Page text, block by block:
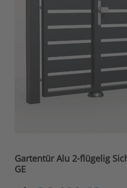
Gartentür Alu 2-flügelig
GE